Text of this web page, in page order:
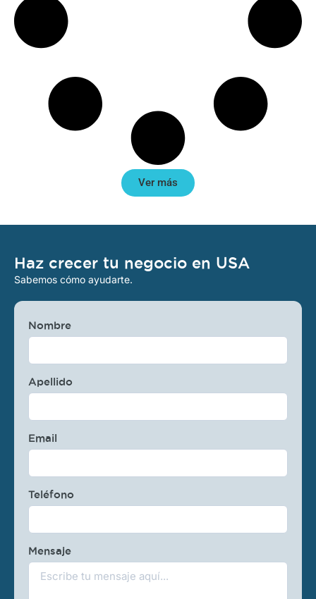
Ver más
Haz crecer tu negocio en USA
Sabemos cómo ayudarte.
Nombre
Apellido
Email
Teléfono
Mensaje